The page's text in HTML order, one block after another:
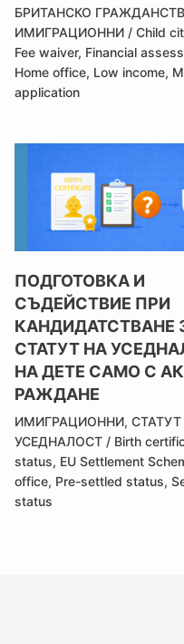
БРИТАНСКО
ИМИГРАЦИОННИ/ Child
Fee waiver, Financial
Home office, Low income,
application
ПОДГОТОВКА И
СЪДЕЙСТВИЕ ПРИ
КАНДИДАТСТВАНЕ
СТАТУТ НА
НА ДЕТЕ САМО С
РАЖДАНЕ
ИМИГРАЦИОННИ,
УСЕДНАЛОСТ/ Birth
status, EU Settlement
office, Pre-settled status,
status